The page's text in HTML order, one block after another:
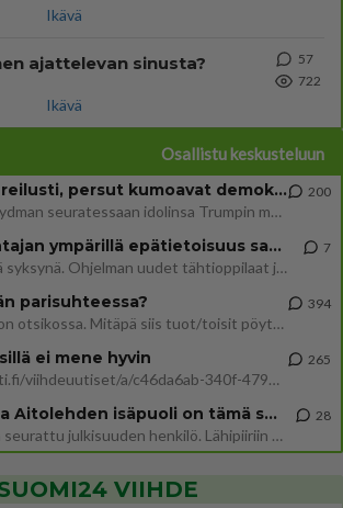
Ikävä
ajattelevan sinusta?
Ikävä
57
722
Osallistu keskusteluun
Jos SDP ei voita reilusti, persut kumoavat demokratian Suomesta
Näin tekisi ainakin Rydman seuratessaan idolinsa Trumpin mallia https://www.is.fi/politiikka/art-2000012187244.html
200
Uuden TTK-juontajan ympärillä epätietoisuus sakenee - Nyt MTV hämmentää soppaa
TTK tulee taas tänä syksynä. Ohjelman uudet tähtioppilaat julkistetaan torstaina 6. elokuuta klo 14 alkavassa lehdistö
7
parisuhteessa?
Siinäpä se kysymys on otsikossa. Mitäpä siis tuot/toisit pöytään parisuhteessa? Oletko mies vai nainen? Koetko sen mitä
394
ei mene hyvin
https://www.iltalehti.fi/viihdeuutiset/a/c46da6ab-340f-4790-aaa7-0865eed2336 Yrityksen konkurssihakemus on tullut kärä
265
Tiesitkö? Martina Aitolehden isäpuoli on tämä suosittu laulaja
Martina Aitolehti on seurattu julkisuuden henkilö. Lähipiiriin mahtuu muitakin tunnettuja henkilöitä. Tiesitkö, että Ma
28
VIIHDE